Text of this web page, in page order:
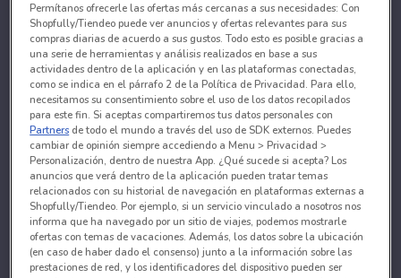
Permítanos ofrecerle las ofertas más cercanas a sus necesidades: Con
Shopfully/Tiendeo puede ver anuncios y ofertas relevantes para sus
compras diarias de acuerdo a sus gustos. Todo esto es posible gracias a
una serie de herramientas y análisis realizados en base a sus
actividades dentro de la aplicación y en las plataformas conectadas,
como se indica en el párrafo 2 de la Política de Privacidad. Para ello,
necesitamos su consentimiento sobre el uso de los datos recopilados
para este fin. Si aceptas compartiremos tus datos personales con
Partners de todo el mundo a través del uso de SDK externos. Puedes
cambiar de opinión siempre accediendo a Menu > Privacidad >
Personalización, dentro de nuestra App. ¿Qué sucede si acepta? Los
anuncios que verá dentro de la aplicación pueden tratar temas
relacionados con su historial de navegación en plataformas externas a
Shopfully/Tiendeo. Por ejemplo, si un servicio vinculado a nosotros nos
informa que ha navegado por un sitio de viajes, podemos mostrarle
ofertas con temas de vacaciones. Además, los datos sobre la ubicación
(en caso de haber dado el consenso) junto a la información sobre las
prestaciones de red, y los identificadores del dispositivo pueden ser